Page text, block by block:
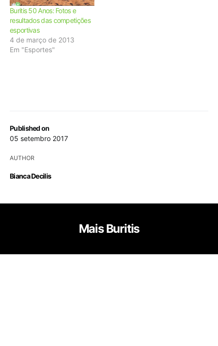
Published on
05 setembro 2017
AUTHOR
Bianca Decilis
Buritis 50 Anos: Fotos e
resultados das competições
esportivas
4 de março de 2013
Em "Esportes"
Mais Buritis